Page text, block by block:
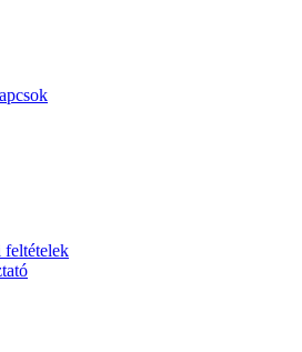
feltételek